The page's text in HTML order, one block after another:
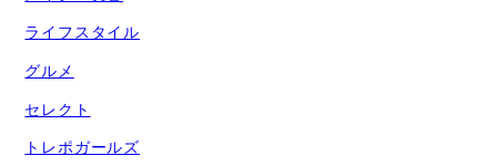
ライフスタイル
グルメ
セレクト
トレポガールズ